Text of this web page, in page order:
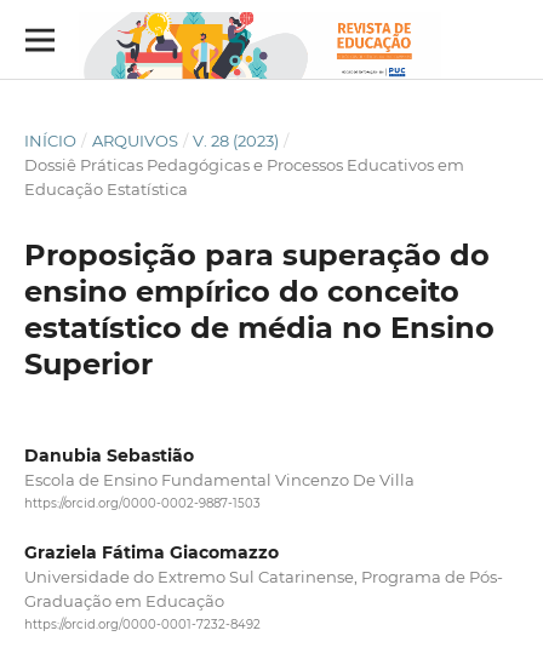
INÍCIO / ARQUIVOS / V. 28 (2023) /
Dossiê Práticas Pedagógicas e Processos Educativos em
Educação Estatística
Proposição para superação do
ensino empírico do conceito
estatístico de média no Ensino
Superior
Danubia Sebastião
Escola de Ensino Fundamental Vincenzo De Villa
https://orcid.org/0000-0002-9887-1503
Graziela Fátima Giacomazzo
Universidade do Extremo Sul Catarinense, Programa de Pós-
Graduação em Educação
https://orcid.org/0000-0001-7232-8492